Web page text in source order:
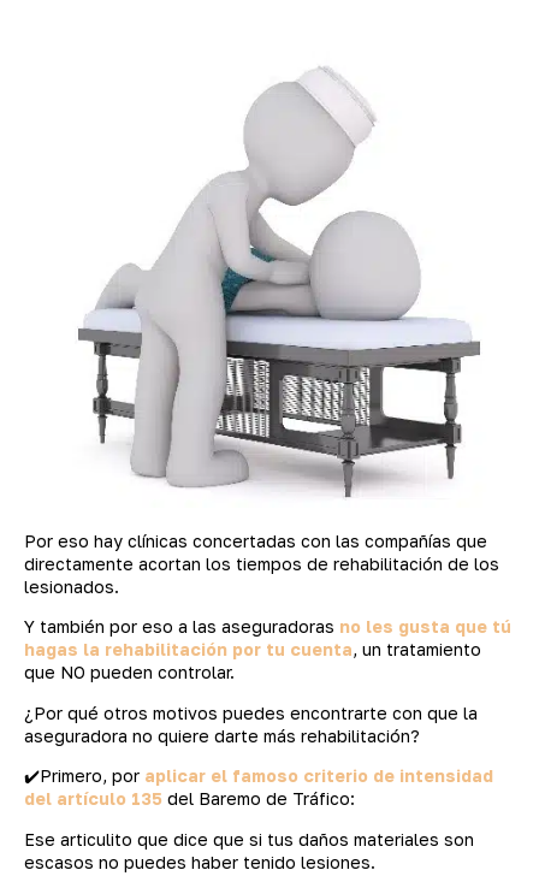
Por eso hay clínicas concertadas con las compañías que
directamente acortan los tiempos de rehabilitación de los
lesionados.
Y también por eso a las aseguradoras no les gusta que tú
hagas la rehabilitación por tu cuenta, un tratamiento
que NO pueden controlar.
¿Por qué otros motivos puedes encontrarte con que la
aseguradora no quiere darte más rehabilitación?
✔️Primero, por aplicar el famoso criterio de intensidad
del artículo 135 del Baremo de Tráfico:
Ese articulito que dice que si tus daños materiales son
escasos no puedes haber tenido lesiones.